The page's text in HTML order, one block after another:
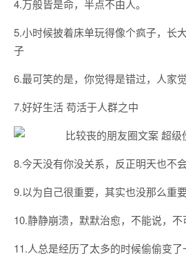
4.万般皆是命，半点不由人。
5.小时候披着床单玩得像个疯子，长
子
6.最可笑的是，你觉得是错过，人家
7.好好生活 苟活于人群之中
8.今天没有你没关系，反正明天也不会
9.以为自己很重要，其实也没那么重要
10.静静崩溃，默默治愈，不能说，不
11.人总是经历了太多的时候偷偷变